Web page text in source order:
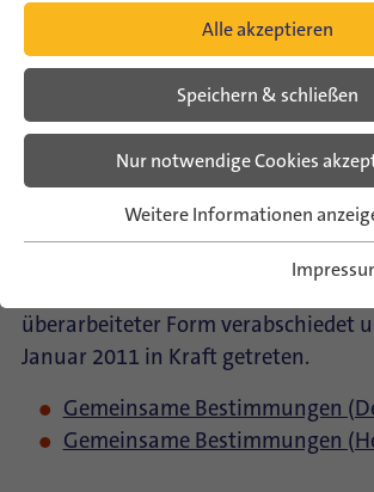
Alle akzeptieren
Speichern & schließen
Nur notwendige Cookies
Weitere Informationen
Jugendaustausch
Hier finden Sie die „Gemeinsamen
Bestimmungen für den deutsch-
israelischen Jugendaustausch“,
welche die inhaltliche Grundlage
für die Förderung aus Geldern des
Kinder- und Jugendplanes bilden. Sie
überarbeiteter Form verabschiedet
Januar 2011 in Kraft getreten.
Gemeinsame Bestimmungen
Gemeinsame Bestimmungen